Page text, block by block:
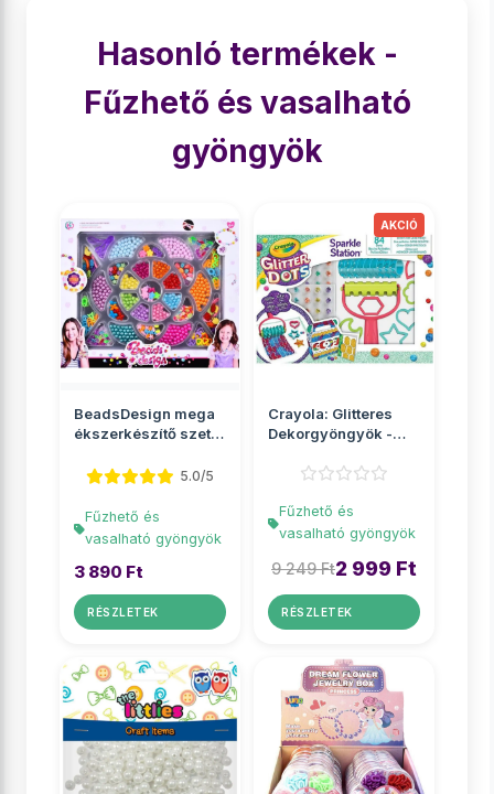
Hasonló termékek -
Fűzhető és vasalható
gyöngyök
BeadsDesign mega
ékszerkészítő szett
5.0/5
Fűzhető és
vasalható gyöngyök
3 890 Ft
RÉSZLETEK
Crayola: Glitteres
Dekorgyöngyök -
sze...
Fűzhető és
vasalható gyöngyök
9 249 Ft2 999 Ft
RÉSZLETEK